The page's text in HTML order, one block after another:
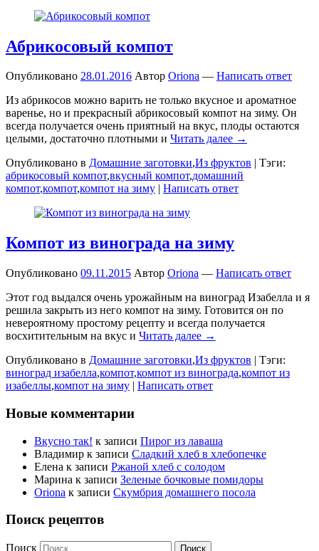
Абрикосовый компот
Опубликовано 28.01.2016 Автор Oriona — Написать ответ
Из абрикосов можно варить не только вкусное и ароматное
варенье, но и прекрасный абрикосовый компот на зиму. Он
всегда получается очень приятный на вкус, плоды остаются
целыми, достаточно плотными и Читать далее →
Опубликовано в Домашние заготовки,Из фруктов | Тэги:
абрикосовый компот,вкусный компот,домашний
компот,компот,компот на зиму | Написать ответ
Компот из винограда на зиму
Опубликовано 09.11.2015 Автор Oriona — Написать ответ
Этот год выдался очень урожайным на виноград Изабелла и я
решила закрыть из него компот на зиму. Готовится он по
невероятному простому рецепту и всегда получается
восхитительным на вкус и Читать далее →
Опубликовано в Домашние заготовки,Из фруктов | Тэги:
виноград изабелла,компот,компот из винограда,компот из
изабеллы,компот на зиму | Написать ответ
Новые комментарии
Вкусно так! к записи Пирог из лаваша
Владимир к записи Сладкий хлеб в хлебопечке
Елена к записи Ржаной хлеб с солодом
Марина к записи Зеленые бочковые помидоры
Oriona к записи Скумбрия домашнего посола
Поиск рецептов
Поиск